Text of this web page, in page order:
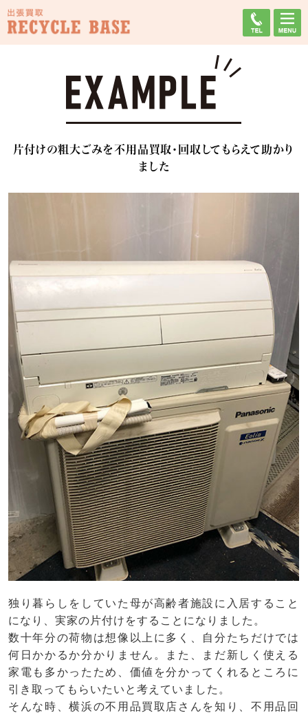
片付けの粗大ごみを不用品買取・回収してもらえて助かり
ました
独り暮らしをしていた母が高齢者施設に入居すること
になり、実家の片付けをすることになりました。
数十年分の荷物は想像以上に多く、自分たちだけでは
何日かかるか分かりません。また、まだ新しく使える
家電も多かったため、価値を分かってくれるところに
引き取ってもらいたいと考えていました。
そんな時、横浜の不用品買取店さんを知り、不用品回